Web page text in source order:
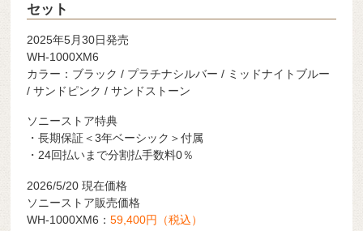
セット
2025年5月30日発売
WH-1000XM6
カラー：ブラック / プラチナシルバー / ミッドナイトブルー
/ サンドピンク / サンドストーン
ソニーストア特典
・長期保証＜3年ベーシック＞付属
・24回払いまで分割払手数料0％
2026/5/20 現在価格
ソニーストア販売価格
WH-1000XM6：59,400円（税込）